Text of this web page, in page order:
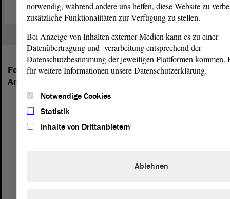
Folgende Fraktionen sind im Landtag von Sachsen-
Anhalt vertreten:
notwendig, während andere uns helfen, diese Website zu
zusätzliche Funktionalitäten zur Verfügung zu stellen.
Bei Anzeige von Inhalten externer Medien kann es zu einer
Datenübertragung und -verarbeitung entsprechend der
Datenschutzbestimmung der jeweiligen Plattformen kommen.
für weitere Informationen unsere Datenschutzerklärung.
Notwendige Cookies
Statistik
Inhalte von Drittanbietern
Ablehnen